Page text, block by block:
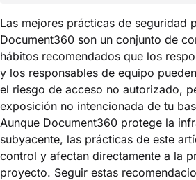
Las mejores prácticas de seguridad
Document360 son un conjunto de
hábitos recomendados que los
y los responsables de equipo
el riesgo de acceso no autorizado,
exposición no intencionada de tu
Aunque Document360 protege la
subyacente, las prácticas de este
control y afectan directamente a la
proyecto. Seguir estas